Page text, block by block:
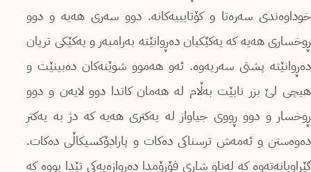
خوداوەندی سەرەتا و کۆتایییەکانە. دوو سەری هەیە و دوو
ڕوخساری هەیە کە یەکێکیان دەڕوانێتە بەرامبەر و یەکێکی تریان
دەڕوانێتە پشتی سەریەوە. ئەو هەموو شوێنەکان دەبینێت و
هیچی لێ بزر نابێت بەڵام لە هەمان کاتدا دوو لایەن و دوو
ڕوخسار و دوو ڕووی جیاواز لە یەکتری هەیە کە دژ بە یەکتر
دەوەستن و ئەمەش ترسناکی دەکات و پارادۆکسیکاڵی دەکات.
گێڕاویانەتەوە کە لەناو شاری فۆرۆمدا دەروازەیەکی تێدا بووە کە